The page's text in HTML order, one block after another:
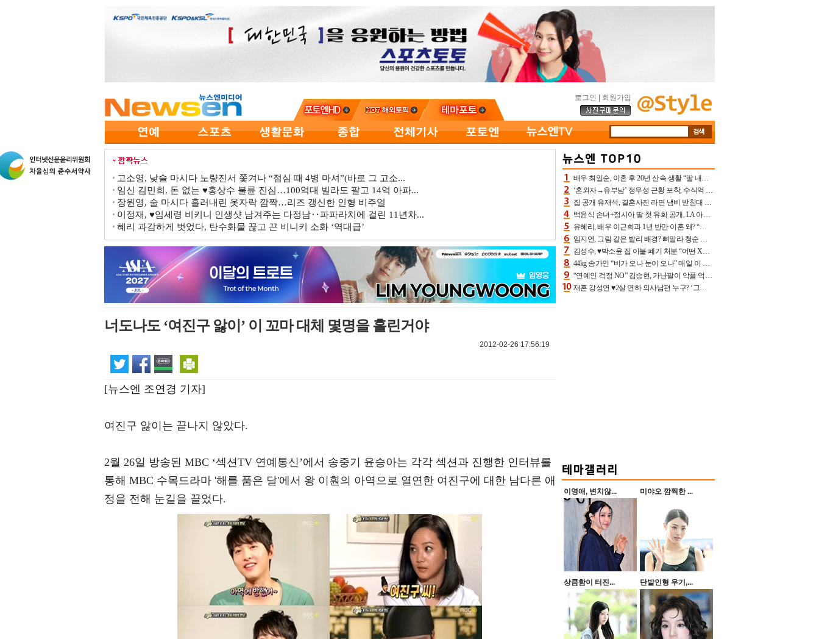
로그인 회원가입
고소영, 낮술 마시다 노량진서 쫓겨나 “점심 때 4병 마셔”(바로 그 고소...
임신 김민희, 돈 없는 ♥홍상수 불륜 진심…100억대 빌라도 팔고 14억 아파...
장원영, 술 마시다 흘러내린 옷자락 깜짝…리즈 갱신한 인형 비주얼
이정재, ♥임세령 비키니 인생샷 남겨주는 다정남‥파파라치에 걸린 11년차...
혜리 과감하게 벗었다, 탄수화물 끊고 끈 비니키 소화 ‘역대급’
너도나도 ‘여진구 앓이’ 이 꼬마 대체 몇명을 홀린거야
2012-02-26 17:56:19
[뉴스엔 조연경 기자]
여진구 앓이는 끝나지 않았다.
2월 26일 방송된 MBC ‘섹션TV 연예통신’에서 송중기 윤승아는 각각 섹션과 진행한 인터뷰를
통해 MBC 수목드라마 '해를 품은 달'에서 왕 이훤의 아역으로 열연한 여진구에 대한 남다른 애
정을 전해 눈길을 끌었다.
배우 최일순, 이혼 후 20년 산속 생활 “딸 내가 버렸다고 원망‥맘 아파”(특종)[어제TV]
‘혼외자→유부남’ 정우성 근황 포착, 수식억 해킹 피해 후배 만났다 “존경하는”
집 공개 유재석, 결혼사진 라면 냄비 받침대 되고 분노‥가족사진도 피해(놀뭐)[어제TV]
백윤식 손녀+정시아 딸 첫 유화 공개, LA 아트쇼→서울국제조각페스타 작가다운 수준급 실력
유혜리, 배우 이근희과 1년 반만 이혼 왜? “식칼 꽂고 의자 던져” 충격 폭로(특종)[어제TV]
임지연, 그림 같은 발리 배경? 뼈말라 청순 비키니 핏에 상대 안 되네
김성수, ♥박소윤 집 이불 폐기 처분 “어떤 X이랑 썼을지 몰라” 질투(신랑수업2)[어제TV]
44kg 송가인 “비가 오나 눈이 오나” 매일 이 운동, 허벅지 근육량 상승+체지방 감소
“연예인 걱정 NO” 김승현, 가난팔이 악플 억울할만‥아내+딸과 日 여행
재혼 강성연 ♥2살 연하 의사남편 누구? ‘그알’ 자문의에 훈남 비주얼 초엘리트 스펙 [종합]
이영애, 변치않... 미야오 깜찍한 ...
상큼함이 터진... 단발인형 우기,...